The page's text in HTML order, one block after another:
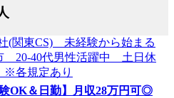
験OK＆日勤】月収28万円可◎